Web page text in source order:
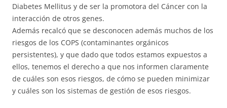
Diabetes Mellitus y de ser la promotora del Cáncer con la
interacción de otros genes.
Además recalcó que se desconocen además muchos de los
riesgos de los COPS (contaminantes orgánicos
persistentes), y que dado que todos estamos expuestos a
ellos, tenemos el derecho a que nos informen claramente
de cuáles son esos riesgos, de cómo se pueden minimizar
y cuáles son los sistemas de gestión de esos riesgos.